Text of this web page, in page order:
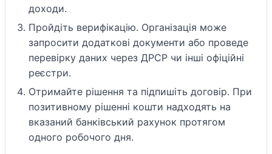
доходи.
Пройдіть верифікацію. Організація може
запросити додаткові документи або проведе
перевірку даних через ДРСР чи інші офіційні
реєстри.
Отримайте рішення та підпишіть договір. При
позитивному рішенні кошти надходять на
вказаний банківський рахунок протягом
одного робочого дня.